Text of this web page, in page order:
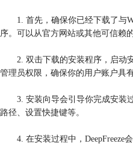
1. 首先，确保你已经下载了与
序。可以从官方网站或其他可信赖
2. 双击下载的安装程序，启动
管理员权限，确保你的用户账户具
3. 安装向导会引导你完成安装
路径、设置快捷键等。
4. 在安装过程中，DeepFreeze